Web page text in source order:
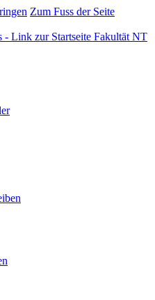
Zum Fuss der Seite
Fakultät NT